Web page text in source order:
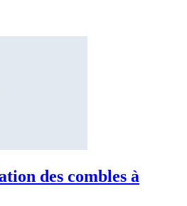
des combles à